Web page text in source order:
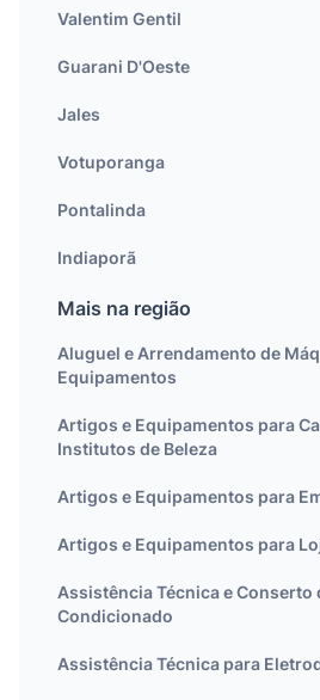
Valentim Gentil
Guarani D'Oeste
Jales
Votuporanga
Pontalinda
Indiaporã
Mais na região
Aluguel e Arrendamento de
Equipamentos
Artigos e Equipamentos para
Institutos de Beleza
Artigos e Equipamentos para
Artigos e Equipamentos para
Assistência Técnica e Conserto
Condicionado
Assistência Técnica para